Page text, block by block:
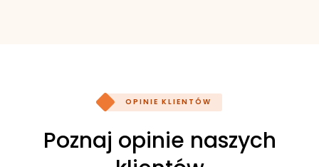
OPINIE KLIENTÓW
Poznaj opinie naszych